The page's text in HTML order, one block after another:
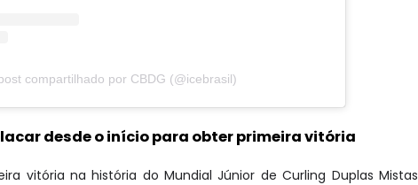
compartilhado por CBDG (@icebrasil)
desde o início para obter primeira vitória
vitória na história do Mundial Júnior de Curling Duplas Mistas